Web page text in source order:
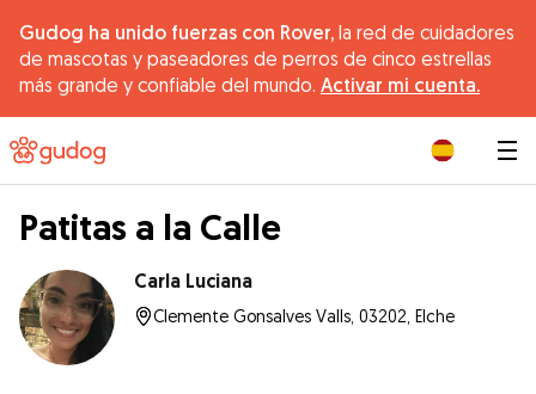
Gudog ha unido fuerzas con Rover, la red de cuidadores
de mascotas y paseadores de perros de cinco estrellas
más grande y confiable del mundo. Activar mi cuenta.
Patitas a la Calle
Carla Luciana
Clemente Gonsalves Valls, 03202, Elche